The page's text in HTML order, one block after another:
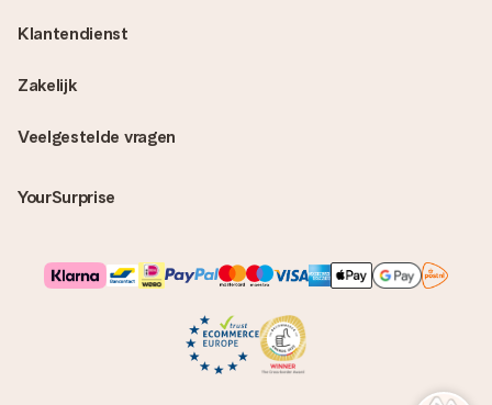
Veelgestelde vragen
YourSurprise
Klantendienst
Zakelijk